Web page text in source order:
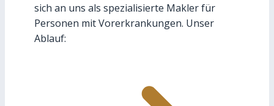
sich an uns als spezialisierte Makler für
Personen mit Vorerkrankungen. Unser
Ablauf: